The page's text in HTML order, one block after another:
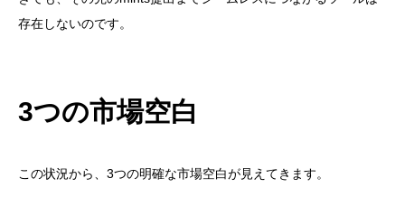
存在しないのです。
3つの市場空白
この状況から、3つの明確な市場空白が見えてきます。